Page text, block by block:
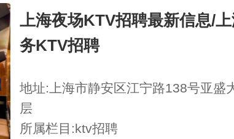
上海夜场KTV招聘最新信息/
务KTV招聘
地址:上海市静安区江宁路138号亚盛
层
所属栏目:ktv招聘